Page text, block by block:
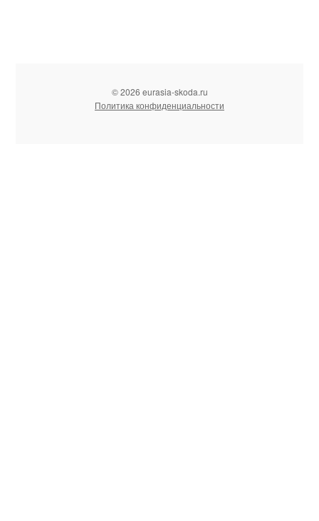
© 2026 eurasia-skoda.ru
Политика конфиденциальности